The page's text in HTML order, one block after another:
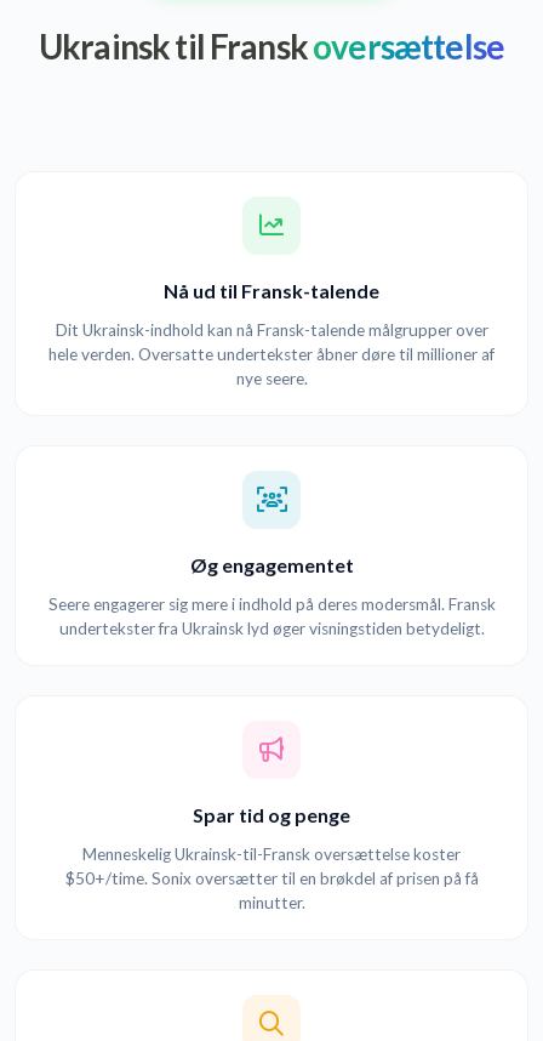
Ukrainsk til Franskoversættelse
Nå ud til Fransk-talende
Dit Ukrainsk-indhold kan nå Fransk-talende målgrupper over
hele verden. Oversatte undertekster åbner døre til millioner af
nye seere.
Øg engagementet
Seere engagerer sig mere i indhold på deres modersmål. Fransk
undertekster fra Ukrainsk lyd øger visningstiden betydeligt.
Spar tid og penge
Menneskelig Ukrainsk-til-Fransk oversættelse koster
$50+/time. Sonix oversætter til en brøkdel af prisen på få
minutter.